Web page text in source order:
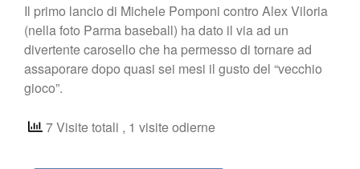
Il primo lancio di Michele Pomponi contro Alex Viloria
(nella foto Parma baseball) ha dato il via ad un
divertente carosello che ha permesso di tornare ad
assaporare dopo quasi sei mesi il gusto del “vecchio
gioco”.
7 Visite totali , 1 visite odierne